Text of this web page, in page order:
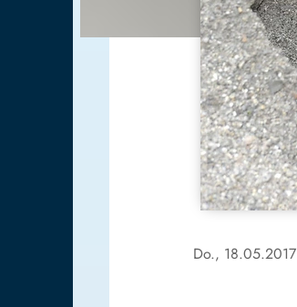
Do., 18.05.2017